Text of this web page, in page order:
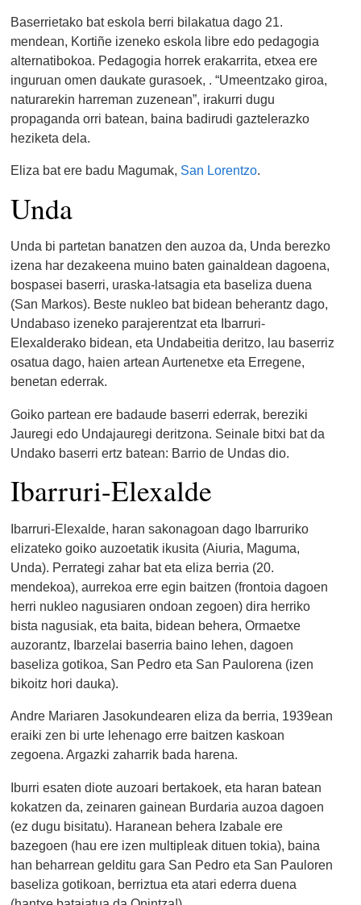
Baserrietako bat eskola berri bilakatua dago 21.
mendean, Kortiñe izeneko eskola libre edo pedagogia
alternatibokoa. Pedagogia horrek erakarrita, etxea ere
inguruan omen daukate gurasoek, . “Umeentzako giroa,
naturarekin harreman zuzenean”, irakurri dugu
propaganda orri batean, baina badirudi gaztelerazko
heziketa dela.
Eliza bat ere badu Magumak, San Lorentzo.
Unda
Unda bi partetan banatzen den auzoa da, Unda berezko
izena har dezakeena muino baten gainaldean dagoena,
bospasei baserri, uraska-latsagia eta baseliza duena
(San Markos). Beste nukleo bat bidean beherantz dago,
Undabaso izeneko parajerentzat eta Ibarruri-
Elexalderako bidean, eta Undabeitia deritzo, lau baserriz
osatua dago, haien artean Aurtenetxe eta Erregene,
benetan ederrak.
Goiko partean ere badaude baserri ederrak, bereziki
Jauregi edo Undajauregi deritzona. Seinale bitxi bat da
Undako baserri ertz batean: Barrio de Undas dio.
Ibarruri-Elexalde
Ibarruri-Elexalde, haran sakonagoan dago Ibarruriko
elizateko goiko auzoetatik ikusita (Aiuria, Maguma,
Unda). Perrategi zahar bat eta eliza berria (20.
mendekoa), aurrekoa erre egin baitzen (frontoia dagoen
herri nukleo nagusiaren ondoan zegoen) dira herriko
bista nagusiak, eta baita, bidean behera,Ormaetxe
auzorantz, Ibarzelai baserria baino lehen, dagoen
baseliza gotikoa, San Pedro eta San Paulorena (izen
bikoitz hori dauka).
Andre Mariaren Jasokundearen eliza da berria, 1939ean
eraiki zen bi urte lehenago erre baitzen kaskoan
zegoena. Argazki zaharrik bada harena.
Iburri esaten diote auzoari bertakoek, eta haran batean
kokatzen da, zeinaren gainean Burdaria auzoa dagoen
(ez dugu bisitatu). Haranean behera Izabale ere
bazegoen (hau ere izen multipleak dituen tokia), baina
han beharrean gelditu gara San Pedro eta San Pauloren
baseliza gotikoan, berriztua eta atari ederra duena